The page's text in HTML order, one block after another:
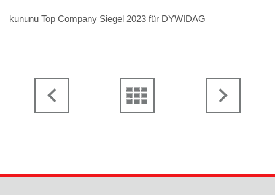
kununu Top Company Siegel 2023 für DYWIDAG